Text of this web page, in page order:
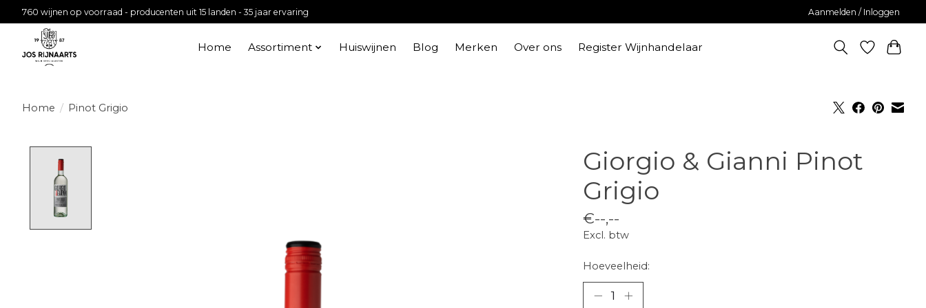
760 wijnen op voorraad - producenten uit 15 landen - 35 jaar ervaring Aanmelden / Inloggen
Home Assortiment Huiswijnen Blog Merken Over ons Register Wijnhandelaar
Home / Pinot Grigio
Giorgio & Gianni Pinot
Grigio
€--,--
Excl. btw
Hoeveelheid: